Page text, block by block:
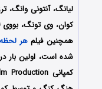
لیانگ، آنتونی
کوان، وی تونگ، بووی
همچنین فیلمهر